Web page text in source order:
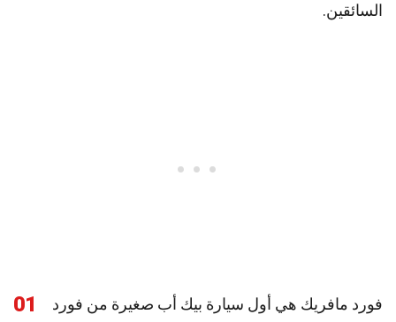
السائقين.
01
فورد مافريك هي أول سيارة بيك أب صغيرة من فورد